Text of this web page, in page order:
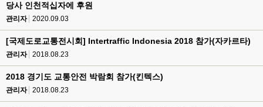
당사 인천적십자에 후원
관리자 2020.09.03
[국제도로교통전시회] Intertraffic Indonesia 2018 참가(자카르타)
관리자 2018.08.23
2018 경기도 교통안전 박람회 참가(킨텍스)
관리자 2018.08.23